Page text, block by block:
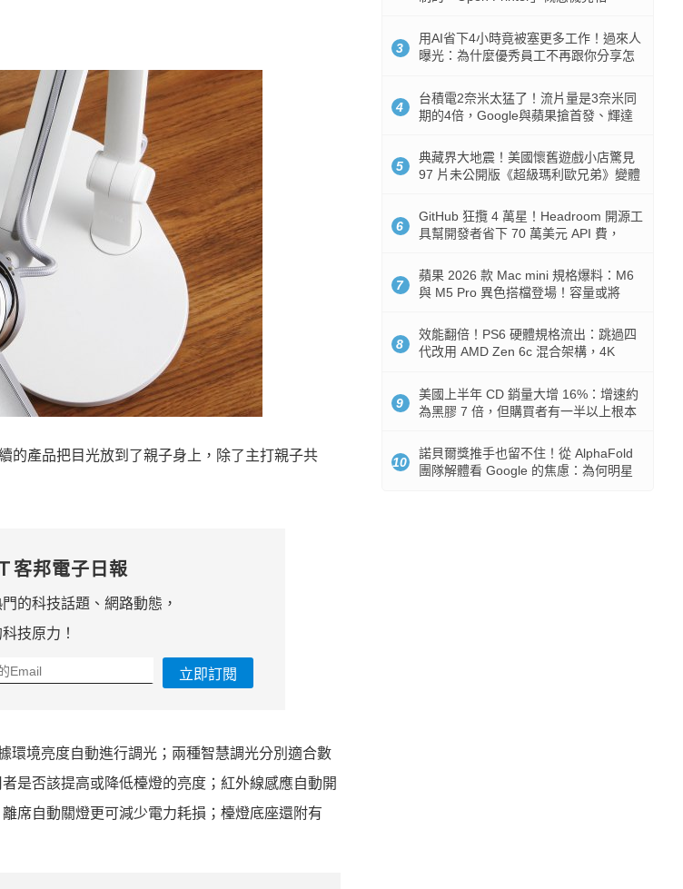
的產品把目光放到了親子身上，除了主打親子共
客邦電子日報
的科技話題、網路動態，
技原力！
立即訂閱
環境亮度自動進行調光；兩種智慧調光分別適合數
是否該提高或降低檯燈的亮度；紅外線感應自動開
席自動關燈更可減少電力耗損；檯燈底座還附有
3
用AI省下4小時竟被塞更多工作！過來人
曝光：為什麼優秀員工不再跟你分享怎
4
台積電2奈米太猛了！流片量是3奈米同
期的4倍，Google與蘋果搶首發、輝達
5
典藏界大地震！美國懷舊遊戲小店驚見
97 片未公開版《超級瑪利歐兄弟》變體
6
GitHub 狂攬 4 萬星！Headroom 開源工
具幫開發者省下 70 萬美元 API 費，
7
蘋果 2026 款 Mac mini 規格爆料：M6
與 M5 Pro 異色搭檔登場！容量或將
8
效能翻倍！PS6 硬體規格流出：跳過四
代改用 AMD Zen 6c 混合架構，4K
9
美國上半年 CD 銷量大增 16%：增速約
為黑膠 7 倍，但購買者有一半以上根本
10
諾貝爾獎推手也留不住！從 AlphaFold
團隊解體看 Google 的焦慮：為何明星